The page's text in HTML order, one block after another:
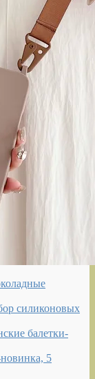
силиконовых
балетки-
5